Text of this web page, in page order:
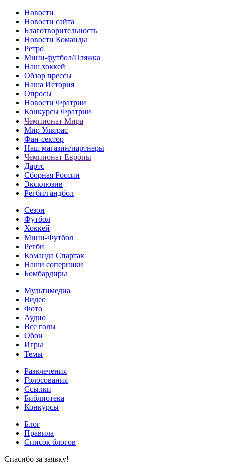
Новости
Новости сайта
Благотворительность
Новости Команды
Ретро
Мини-футбол/Пляжка
Наш хоккей
Обзор прессы
Наша История
Опросы
Новости Фратрии
Конкурсы Фратрии
Чемпионат Мира
Мир Ультрас
Фан-cектор
Наш магазин/партнеры
Чемпионат Европы
Дартс
Сборная России
Эксклюзив
Регби/гандбол
Сезон
Футбол
Хоккей
Мини-Футбол
Регби
Команда Спартак
Наши соперники
Бомбардиры
Мультимедиа
Видео
Фото
Аудио
Все голы
Обои
Игры
Темы
Развлечения
Голосования
Ссылки
Библиотека
Конкурсы
Блог
Правила
Список блогов
Спасибо за заявку!